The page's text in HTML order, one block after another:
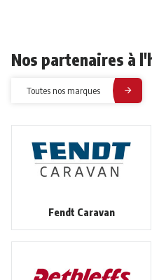
Nos partenaires à
Toutes nos marques
Fendt Caravan